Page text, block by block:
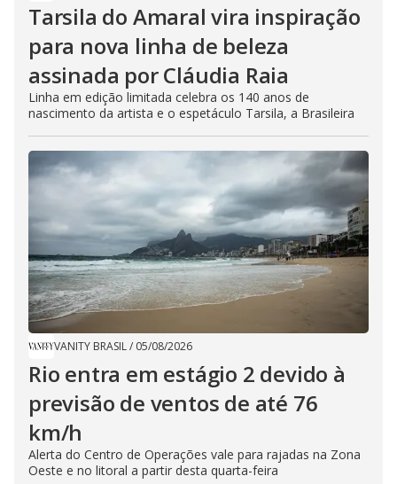
Tarsila do Amaral vira inspiração
para nova linha de beleza
assinada por Cláudia Raia
Linha em edição limitada celebra os 140 anos de
nascimento da artista e o espetáculo Tarsila, a Brasileira
VANITY BRASIL/ 05/08/2026
Rio entra em estágio 2 devido à
previsão de ventos de até 76
km/h
Alerta do Centro de Operações vale para rajadas na Zona
Oeste e no litoral a partir desta quarta-feira